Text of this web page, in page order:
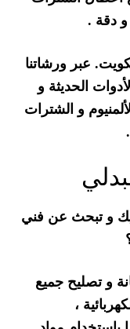
و دقة .
عبر ورشاتنا
الحديثة و
و الشترات
و تبحث عن فني
و تصليح جميع
،